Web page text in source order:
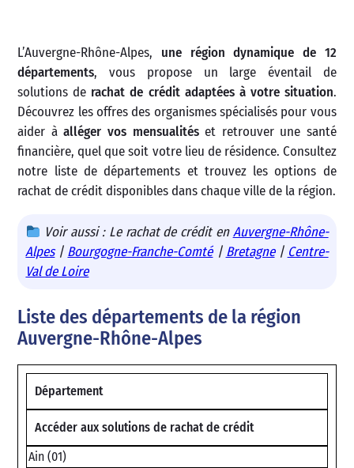
L’Auvergne-Rhône-Alpes, une région dynamique de 12
départements, vous propose un large éventail de
solutions de rachat de crédit adaptées à votre situation.
Découvrez les offres des organismes spécialisés pour vous
aider àalléger vos mensualitéset retrouver une santé
financière, quel que soit votre lieu de résidence. Consultez
notre liste de départements et trouvez les options de
rachat de crédit disponibles dans chaque ville de la région.
Voir aussi : Le rachat de crédit en Auvergne-Rhône-
Alpes| Bourgogne-Franche-Comté| Bretagne| Centre-
Val de Loire
Liste des départements de la région
Auvergne-Rhône-Alpes
Département
Accéder aux solutions de rachat de crédit
Ain (01)